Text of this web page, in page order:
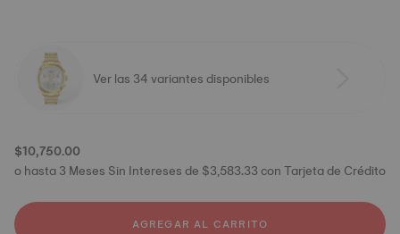
Ver las 34 variantes disponibles
$10,750.00
o hasta 3 Meses Sin Intereses de $3,583.33 con Tarjeta de Crédito
AGREGAR AL CARRITO